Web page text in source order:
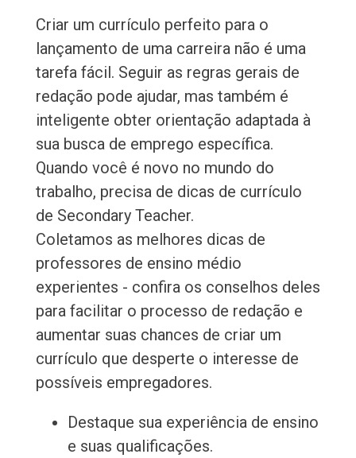
Criar um currículo perfeito para o
lançamento de uma carreira não é uma
tarefa fácil. Seguir as regras gerais de
redação pode ajudar, mas também é
inteligente obter orientação adaptada à
sua busca de emprego específica.
Quando você é novo no mundo do
trabalho, precisa de dicas de currículo
de Secondary Teacher.
Coletamos as melhores dicas de
professores de ensino médio
experientes - confira os conselhos deles
para facilitar o processo de redação e
aumentar suas chances de criar um
currículo que desperte o interesse de
possíveis empregadores.
Destaque sua experiência de ensino
e suas qualificações.